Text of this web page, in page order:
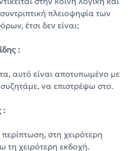
πλειοψηφία των
έτσι δεν είναι;
:
αυτό είναι αποτυπωμένο με
να επιστρέψω στο.
:
περίπτωση, στη χειρότερη
τη χειρότερη εκδοχή.